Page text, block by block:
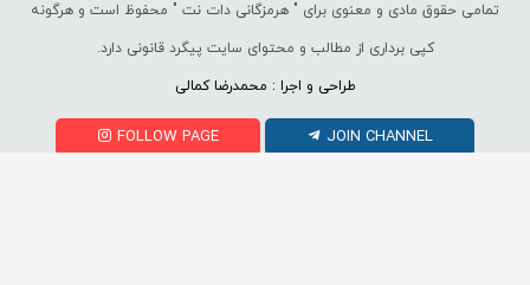
تمامی حقوق مادی و معنوی برای " هرمزگانی دات نت " محفوظ است و هرگونه
کپی برداری از مطالب و محتوای سایت پیگرد قانونی دارد.
طراحی و اجرا : محمدرضا کمالی
FOLLOW PAGE JOIN CHANNEL